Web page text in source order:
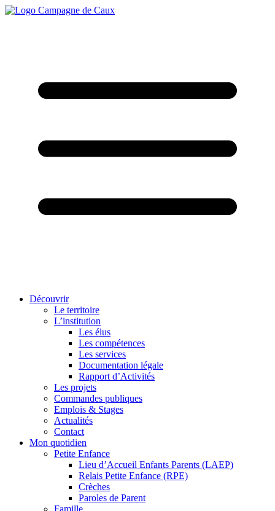
Découvrir
Le territoire
L’institution
Les élus
Les compétences
Les services
Documentation légale
Rapport d’Activités
Les projets
Commandes publiques
Emplois & Stages
Actualités
Contact
Mon quotidien
Petite Enfance
Lieu d’Accueil Enfants Parents (LAEP)
Relais Petite Enfance (RPE)
Crèches
Paroles de Parent
Famille